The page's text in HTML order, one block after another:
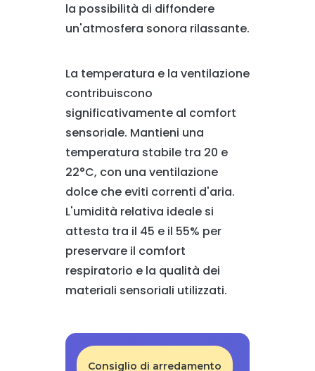
la possibilità di diffondere
un'atmosfera sonora rilassante.
La temperatura e la ventilazione
contribuiscono
significativamente al comfort
sensoriale. Mantieni una
temperatura stabile tra 20 e
22°C, con una ventilazione
dolce che eviti correnti d'aria.
L'umidità relativa ideale si
attesta tra il 45 e il 55% per
preservare il comfort
respiratorio e la qualità dei
materiali sensoriali utilizzati.
Consiglio di arredamento